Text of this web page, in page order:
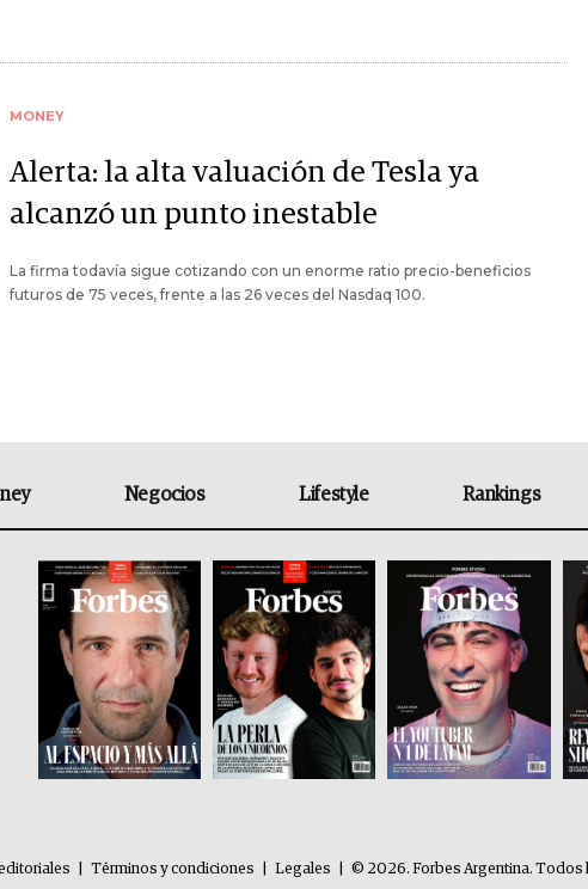
MONEY
Alerta: la alta valuación de Tesla ya
alcanzó un punto inestable
La firma todavía sigue cotizando con un enorme ratio precio-beneficios
futuros de 75 veces, frente a las 26 veces del Nasdaq 100.
Negocios Lifestyle Rankings
Términos y condiciones Legales
© 2026. Forbes Argentina. Todos